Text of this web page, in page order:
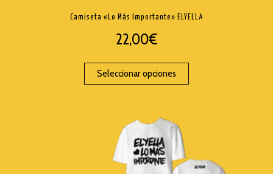
Camiseta «Lo Más Importante» ELYELLA
22,00€
Seleccionar opciones